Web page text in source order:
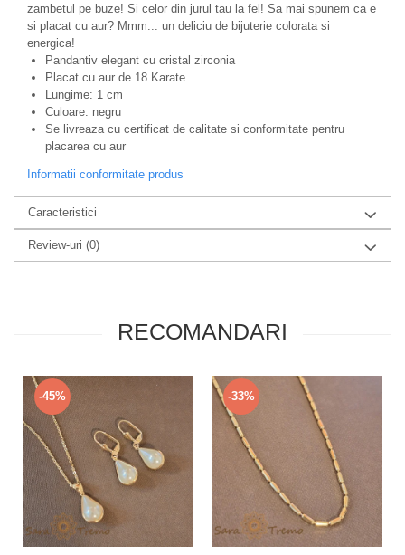
zambetul pe buze! Si celor din jurul tau la fel! Sa mai spunem ca e
si placat cu aur? Mmm... un deliciu de bijuterie colorata si
energica!
Pandantiv elegant cu cristal zirconia
Placat cu aur de 18 Karate
Lungime: 1 cm
Culoare: negru
Se livreaza cu certificat de calitate si conformitate pentru
placarea cu aur
Informatii conformitate produs
Caracteristici
Review-uri (0)
RECOMANDARI
-45% -33%